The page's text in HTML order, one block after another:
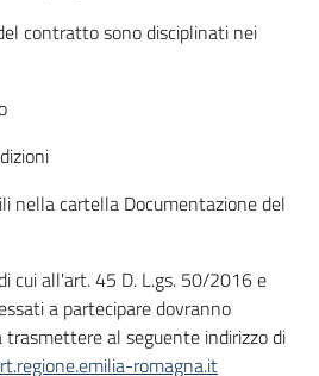
contratto sono disciplinati nei
nella cartella Documentazione del
cui all'art. 45 D. L.gs. 50/2016 e
a partecipare dovranno
trasmettere al seguente indirizzo di
romagna.it